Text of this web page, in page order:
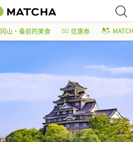
冈山・备前的美食 优惠券